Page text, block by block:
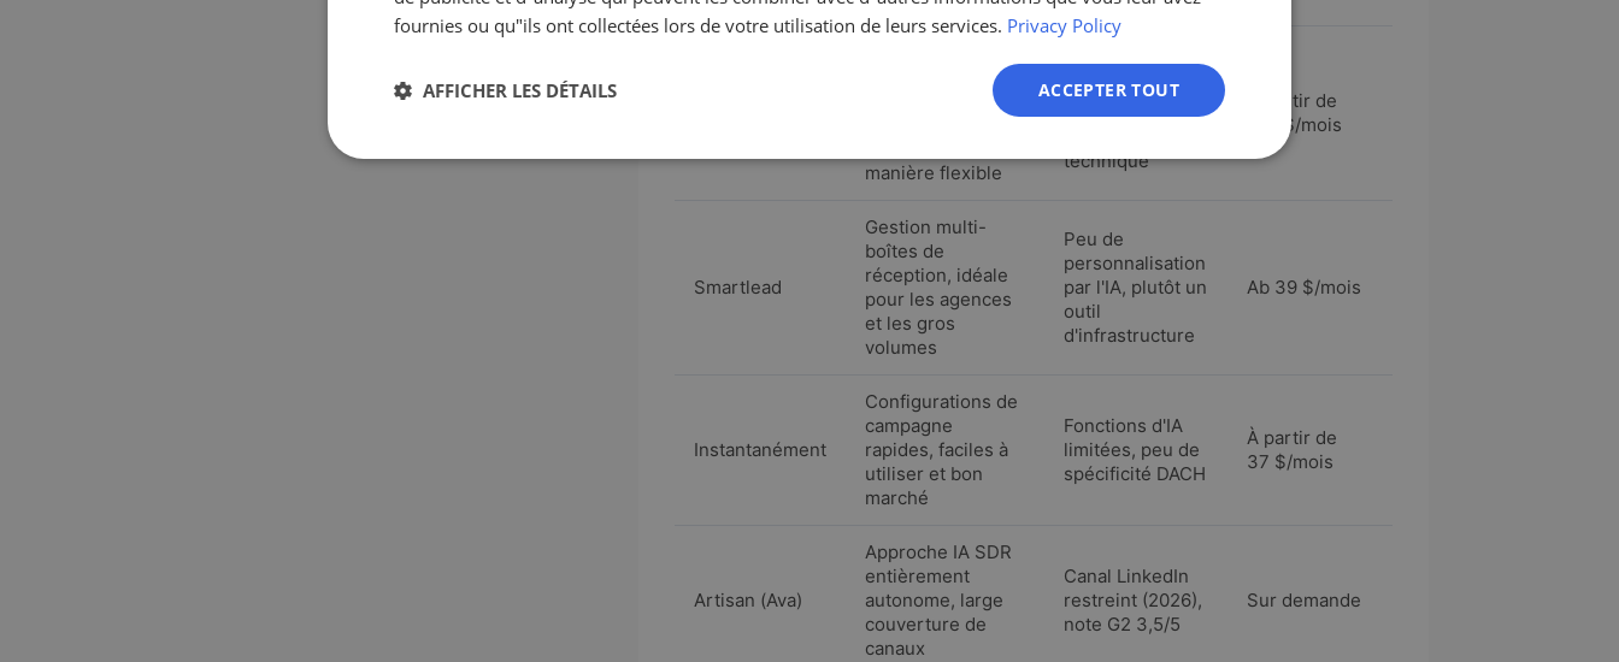
partir de dizaines
manière flexible
Aucune
sensibilisation,
nécessite une
technique
À partir de
149 $/mois
Smartlead
Gestion multi-
boîtes de
réception, idéale
pour les agences
et les gros
volumes
Peu de
personnalisation
par l'IA, plutôt un
outil
d'infrastructure
Ab 39 $/mois
Instantanément
Configurations de
campagne
rapides, faciles à
utiliser et bon
marché
Fonctions d'IA
limitées, peu de
spécificité DACH
À partir de
37 $/mois
Artisan (Ava)
Approche IA SDR
entièrement
autonome, large
couverture de
canaux
Canal LinkedIn
restreint (2026),
note G2 3,5/5
Sur demande
fournies ou qu"ils ont collectées lors de votre utilisation de leurs services. Privacy Policy
ACCEPTER TOUT
AFFICHER LES DÉTAILS